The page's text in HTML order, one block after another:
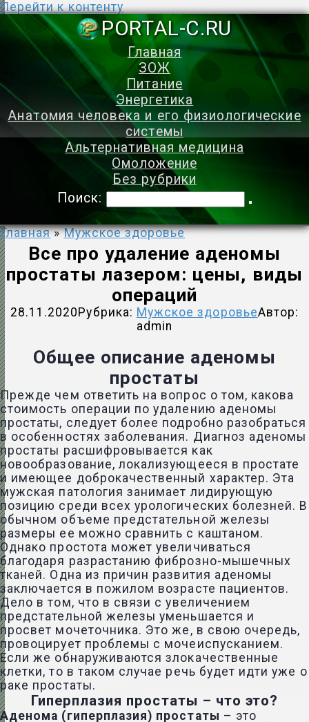
Перейти к контенту
PORTAL-
Главная
ЗОЖ
Питание
Энергетика
Анатомия человека и его физиологические
системы
Альтернативная медицина
Омоложение
Без рубрики
Поиск:
Главная » Мужское здоровье
Все про удаление аденомы
простаты лазером: цены, виды
операций
28.11.2020 Рубрика: Мужское здоровьеАвтор:
admin
Общее описание аденомы
простаты
Прежде чем ответить на вопрос о том, какова
стоимость операции по удалению аденомы
простаты, следует более подробно разобраться
в особенностях заболевания. Диагноз аденомы
простаты расшифровывается как
новообразование, локализующееся в простате
и имеющее доброкачественный характер. Эта
мужская патология занимает лидирующую
позицию среди всех урологических болезней. В
обычном объеме предстательной железы
размеры ее можно сравнить с каштаном.
Однако простота может увеличиваться
благодаря разрастанию фиброзно-мышечных
тканей. Одна из причин развития аденомы
заключается в пожилом возрасте пациентов.
Дело в том, что в связи с увеличением
предстательной железы уменьшается и
просвет мочеточника. Это же, в свою очередь,
провоцирует проблемы с мочеиспусканием.
Если же обнаруживаются злокачественные
клетки, то в таком случае речь будет идти уже о
раке простаты.
Гиперплазия простаты – что это?
Аденома (гиперплазия) простаты – это